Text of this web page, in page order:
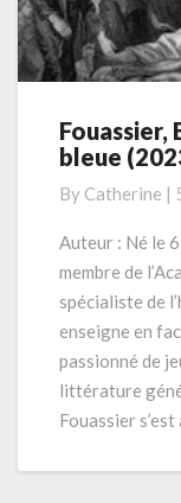
Fouassier,
Eric
nuits
de
peur
bleue
(2023)
448
pages
Fouassier,
bleue
By Catherine |
Auteur : Né le
membre de
spécialiste de
enseigne en
passionné de
littérature
Fouassier